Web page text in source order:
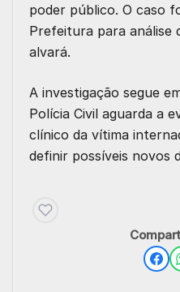
poder público. O caso
Prefeitura para análise
alvará.
A investigação segue
Polícia Civil aguarda a
clínico da vítima
definir possíveis novos